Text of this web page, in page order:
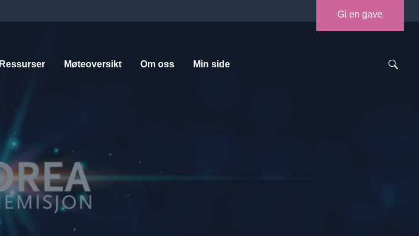
Gi en gave
Ressurser Møteoversikt Om oss Min side